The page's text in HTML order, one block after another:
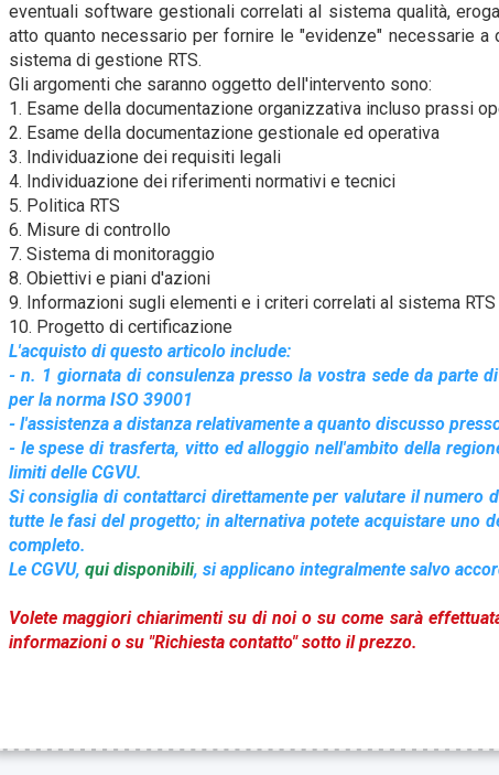
eventuali software gestionali correlati al sistema qualità,
atto quanto necessario per fornire le "evidenze" necessarie
sistema di gestione RTS.
Gli argomenti che saranno oggetto dell'intervento sono:
1. Esame della documentazione organizzativa incluso prassi
2. Esame della documentazione gestionale ed operativa
3. Individuazione dei requisiti legali
4. Individuazione dei riferimenti normativi e tecnici
5. Politica RTS
6. Misure di controllo
7. Sistema di monitoraggio
8. Obiettivi e piani d'azioni
9. Informazioni sugli elementi e i criteri correlati al sistema RTS
10. Progetto di certificazione
L'acquisto di questo articolo include:
- n. 1 giornata di consulenza presso la vostra sede da parte
per la norma ISO 39001
- l'assistenza a distanza relativamente a quanto discusso
- le spese di trasferta, vitto ed alloggio nell'ambito della
limiti delle CGVU.
Si consiglia di contattarci direttamente per valutare il numero
tutte le fasi del progetto; in alternativa potete acquistare uno
completo.
Le CGVU, qui disponibili, si applicano integralmente salvo
Volete maggiori chiarimenti su di noi o su come sarà
informazioni o su "Richiesta contatto" sotto il prezzo.